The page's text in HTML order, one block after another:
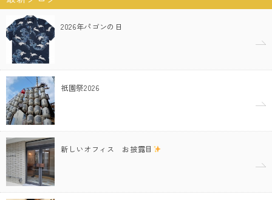
2026年パゴンの日
祇園祭2026
新しいオフィス お披露目